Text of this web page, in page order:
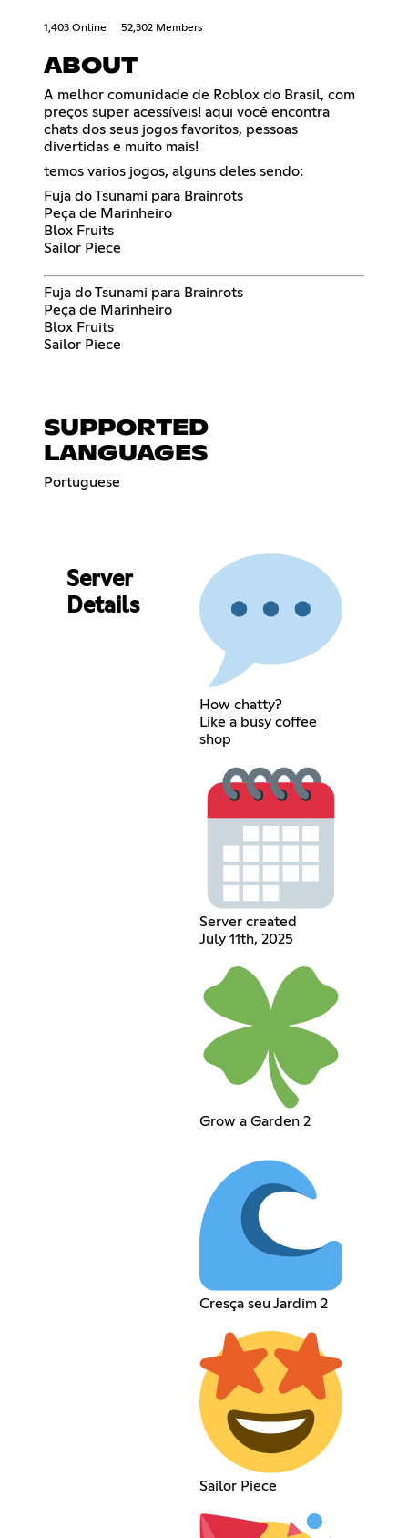
1,403 Online 52,302 Members
ABOUT
A melhor comunidade de Roblox do Brasil, com
preços super acessíveis! aqui você encontra
chats dos seus jogos favoritos, pessoas
divertidas e muito mais!
temos varios jogos, alguns deles sendo:
Fuja do Tsunami para Brainrots
Peça de Marinheiro
Blox Fruits
Sailor Piece
Fuja do Tsunami para Brainrots
Peça de Marinheiro
Blox Fruits
Sailor Piece
SUPPORTED
LANGUAGES
Portuguese
Server
Details
How chatty?
Like a busy coffee
shop
Server created
July 11th, 2025
Grow a Garden 2
Cresça seu Jardim 2
Sailor Piece